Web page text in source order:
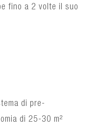
fino a 2 volte il suo
di pre-
di 25-30 m²